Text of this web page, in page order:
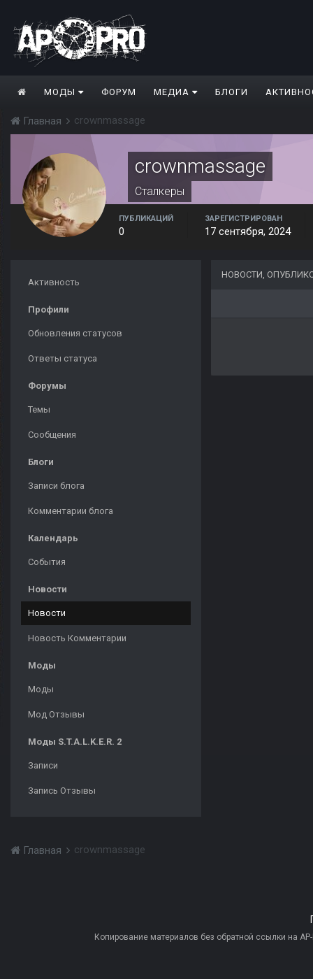
МОДЫ ФОРУМ МЕДИА БЛОГИ
Главная crownmassage
crownmassage
Сталкеры
ПУБЛИКАЦИЙ
0
ЗАРЕГИСТРИРОВАН
17 сентября, 2024
Активность
Профили
Обновления статусов
Ответы статуса
Форумы
Темы
Сообщения
Блоги
Записи блога
Комментарии блога
Календарь
События
Новости
Новости
Новость Комментарии
Моды
Моды
Мод Отзывы
Моды S.T.A.L.K.E.R. 2
Записи
Запись Отзывы
НОВОСТИ,
Главная crownmassage
Копирование материалов без обратной ссылки на